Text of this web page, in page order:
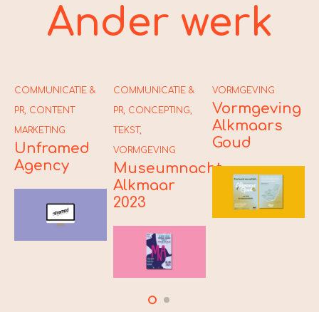
Ander werk
COMMUNICATIE &
PR, CONTENT
MARKETING
Unframed
Agency
COMMUNICATIE &
PR, CONCEPTING,
TEKST,
VORMGEVING
Museumnacht
Alkmaar
2023
VORMGEVING
Vormgeving
Alkmaars
Goud